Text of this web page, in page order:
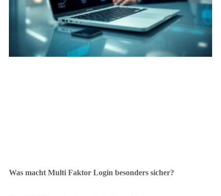
Was macht Multi Faktor Login besonders sicher?